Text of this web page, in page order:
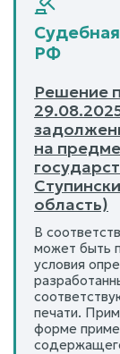
РФ
Решение
на
область)
В
может быть
условия
печати.
форме